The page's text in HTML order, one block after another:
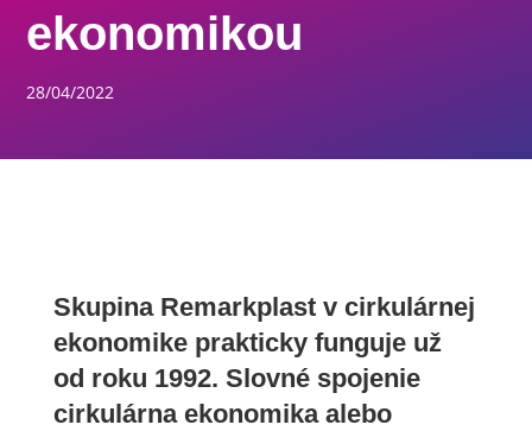
ekonomikou
28/04/2022
Skupina Remarkplast v cirkulárnej
ekonomike prakticky funguje už
od roku 1992. Slovné spojenie
cirkulárna ekonomika alebo